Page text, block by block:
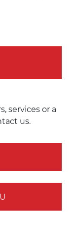
services or a
us.